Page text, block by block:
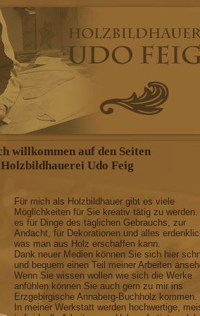
Kundenwunsch, Madonnen, Engel,
mit Krippenfiguren, Figuren anderer Art
Verzierungen von Truhen und
Taufleuchter
aus witterungsbeständigen
farblicher Auffrischung
Foto, Architektenentwurf):
Türschilder, Hinweisschilder,
Massivholz
willkommen auf den Seiten
Udo Feig
Für mich als Holzbildhauer gibt es viele
Möglichkeiten für Sie kreativ tätig zu werden.
es für Dinge des täglichen Gebrauchs, zur
Andacht, für Dekorationen und alles
was man aus Holz erschaffen kann.
Dank neuer Medien können Sie sich hier
und bequem einen Teil meiner Arbeiten
Wenn Sie wissen wollen wie sich die Werke
anfühlen können Sie auch gern zu mir ins
Erzgebirgische Annaberg-Buchholz kommen.
In meiner Werkstatt werden hochwertige,